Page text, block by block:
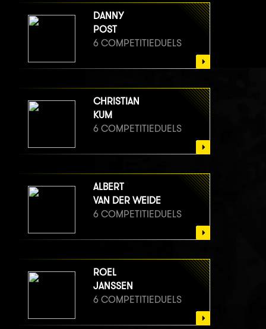
DANNY
POST
6 COMPETITIEDUELS
CHRISTIAN
KUM
6 COMPETITIEDUELS
ALBERT
VAN DER WEIDE
6 COMPETITIEDUELS
ROEL
JANSSEN
6 COMPETITIEDUELS